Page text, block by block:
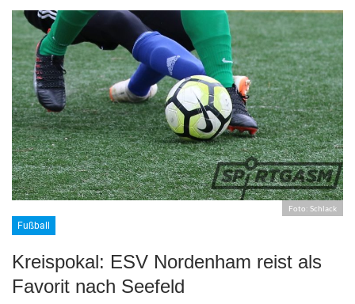
Foto: Schlack
Fußball
Kreispokal: ESV Nordenham reist als
Favorit nach Seefeld